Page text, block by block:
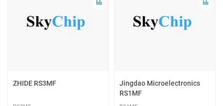
ZHIDE RS3MF
Jingdao Microelectronics
RS1MF